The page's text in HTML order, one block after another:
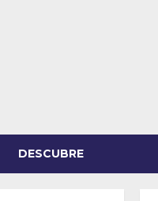
DESCUBRE